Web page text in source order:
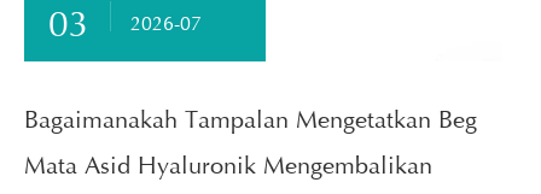
03 2026-07
Bagaimanakah Tampalan Mengetatkan Beg
Mata Asid Hyaluronik Mengembalikan